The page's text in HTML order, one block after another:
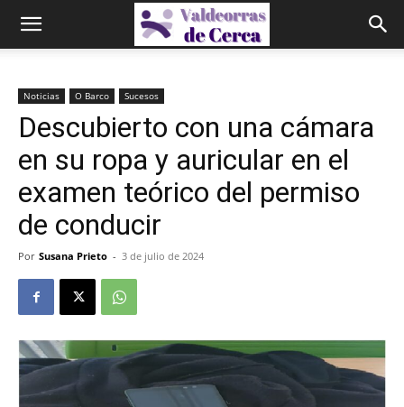
Noticias O Barco Sucesos
Descubierto con una cámara
en su ropa y auricular en el
examen teórico del permiso
de conducir
Por Susana Prieto - 3 de julio de 2024